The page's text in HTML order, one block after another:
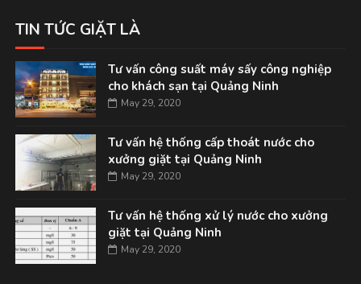
TIN TỨC GIẶT LÀ
Tư vấn công suất máy sấy công nghiệp
cho khách sạn tại Quảng Ninh
May 29, 2020
Tư vấn hệ thống cấp thoát nước cho
xưởng giặt tại Quảng Ninh
May 29, 2020
Tư vấn hệ thống xử lý nước cho xưởng
giặt tại Quảng Ninh
May 29, 2020